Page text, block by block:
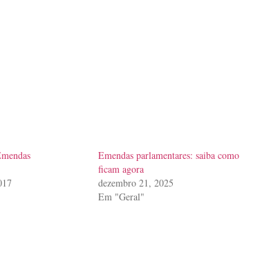
Emendas parlamentares: saiba como
ficam agora
dezembro 21, 2025
Em "Geral"